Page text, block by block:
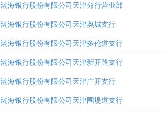
渤海银行股份有限公司天津分行营业部
渤海银行股份有限公司天津奥城支行
渤海银行股份有限公司天津多伦道支行
渤海银行股份有限公司天津新开路支行
渤海银行股份有限公司天津广开支行
渤海银行股份有限公司天津围堤道支行